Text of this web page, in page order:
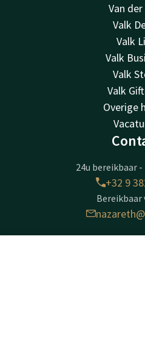
Van der
Valk
Valk
Valk
Valk
Valk
Overige
24u bereikbaar
+32 9
Bereikbaar